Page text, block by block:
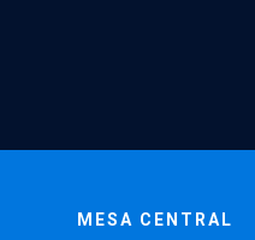
MESA CENTRAL